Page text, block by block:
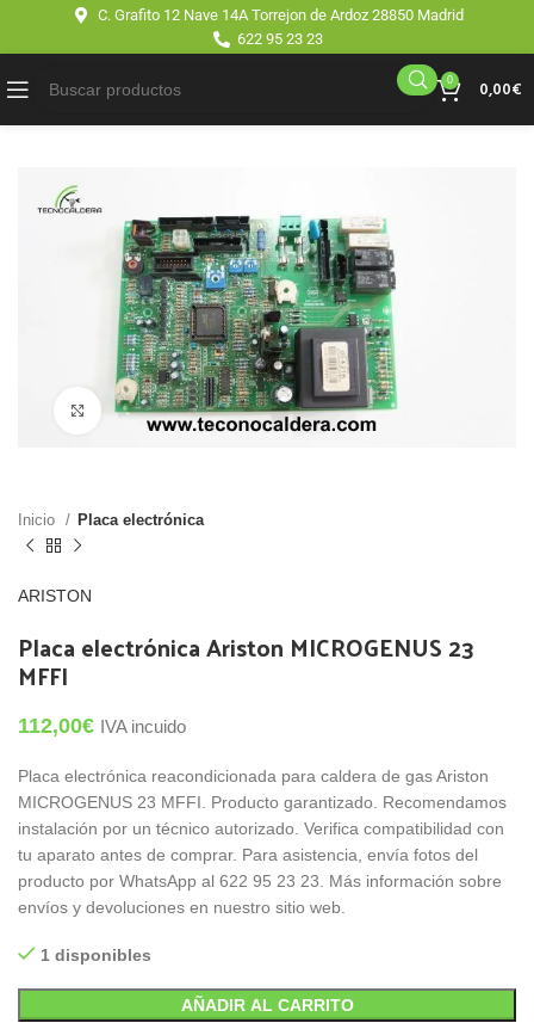
C. Grafito 12 Nave 14A Torrejon de Ardoz 28850 Madrid
622 95 23 23
0 0,00€
Click para agrandar
Inicio Placa electrónica
ARISTON
Placa electrónica Ariston MICROGENUS 23
MFFI
112,00€ IVA incuido
Placa electrónica reacondicionada para caldera de gas Ariston
MICROGENUS 23 MFFI. Producto garantizado. Recomendamos
instalación por un técnico autorizado. Verifica compatibilidad con
tu aparato antes de comprar. Para asistencia, envía fotos del
producto por WhatsApp al 622 95 23 23. Más información sobre
envíos y devoluciones en nuestro sitio web.
1 disponibles
AÑADIR AL CARRITO